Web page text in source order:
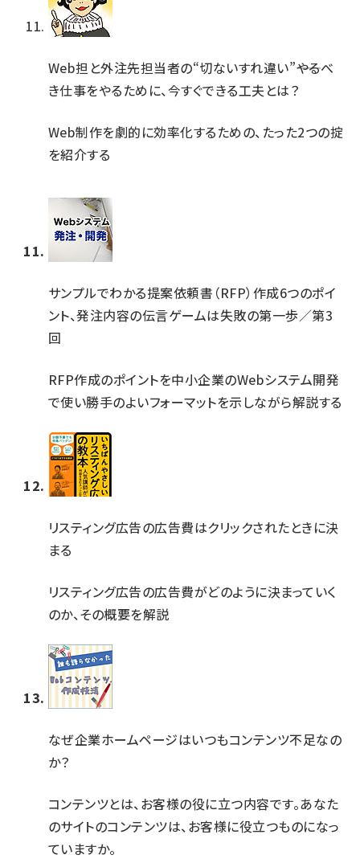
Web担と外注先担当者の“切ないすれ違い”――やるべ
き仕事をやるために、今すぐできる工夫とは？
Web制作を劇的に効率化するための、たった2つの掟
を紹介する
サンプルでわかる提案依頼書（RFP）作成6つのポイ
ント、発注内容の伝言ゲームは失敗の第一歩／第3
回
RFP作成のポイントを中小企業のWebシステム開発
で使い勝手のよいフォーマットを示しながら解説する
リスティング広告の広告費はクリックされたときに決
まる
リスティング広告の広告費がどのように決まっていく
のか、その概要を解説
なぜ企業ホームページはいつもコンテンツ不足なの
か？
コンテンツとは、お客様の役に立つ内容です。あなた
のサイトのコンテンツは、お客様に役立つものになっ
ていますか。